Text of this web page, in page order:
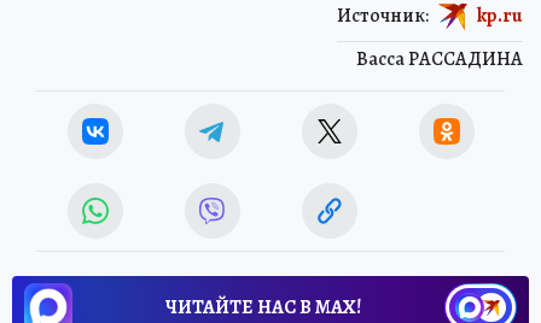
Васса РАССАДИНА
Источник: kp.ru
ЧИТАЙТЕ НАС В МАХ!